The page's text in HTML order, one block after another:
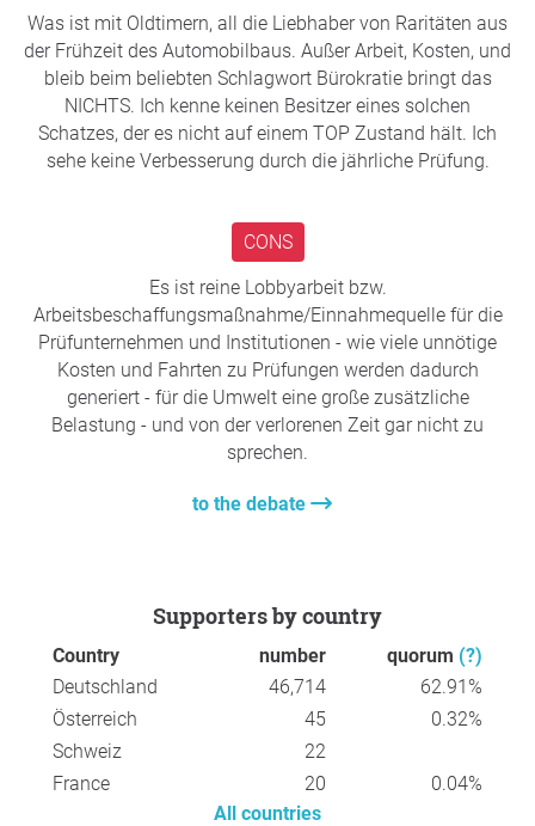
Thank you so much for your support,
Dr. Niels Lötel
Orlamünde
Question to the initiator
kurzerhand ein Profil auf X zugelegt, über das wir
uns vernetzen und entsprechende Beiträge
gemeinsam teilen können:
x.com/nielsloetel
Meldet euch gern!
Ich wünsche uns allen ein schönes verlängertes
Pfingstwochenende - und die nächsten 10000
Stimmen für unsere Petition! ;)
Danke für euren Einsatz!
Herzliche Grüße
Dr. jur. Niels Lötel
Initiator der Petition
www.alleswasrechtist.online/
Was ist mit Oldtimern, all die Liebhaber von Raritäten aus
der Frühzeit des Automobilbaus. Außer Arbeit, Kosten, und
bleib beim beliebten Schlagwort Bürokratie bringt das
NICHTS. Ich kenne keinen Besitzer eines solchen
Schatzes, der es nicht auf einem TOP Zustand hält. Ich
sehe keine Verbesserung durch die jährliche Prüfung.
CONS
Es ist reine Lobbyarbeit bzw.
Arbeitsbeschaffungsmaßnahme/Einnahmequelle für die
Prüfunternehmen und Institutionen - wie viele unnötige
Kosten und Fahrten zu Prüfungen werden dadurch
generiert - für die Umwelt eine große zusätzliche
Belastung - und von der verlorenen Zeit gar nicht zu
sprechen.
to the debate
Supporters by country
Country number quorum (?)
Deutschland
46,714
62.91%
Österreich
45
0.32%
Schweiz
22
France
20
0.04%
All countries